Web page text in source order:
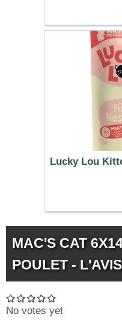
Lucky Lou
MAC'S CAT
POULET -
No votes yet